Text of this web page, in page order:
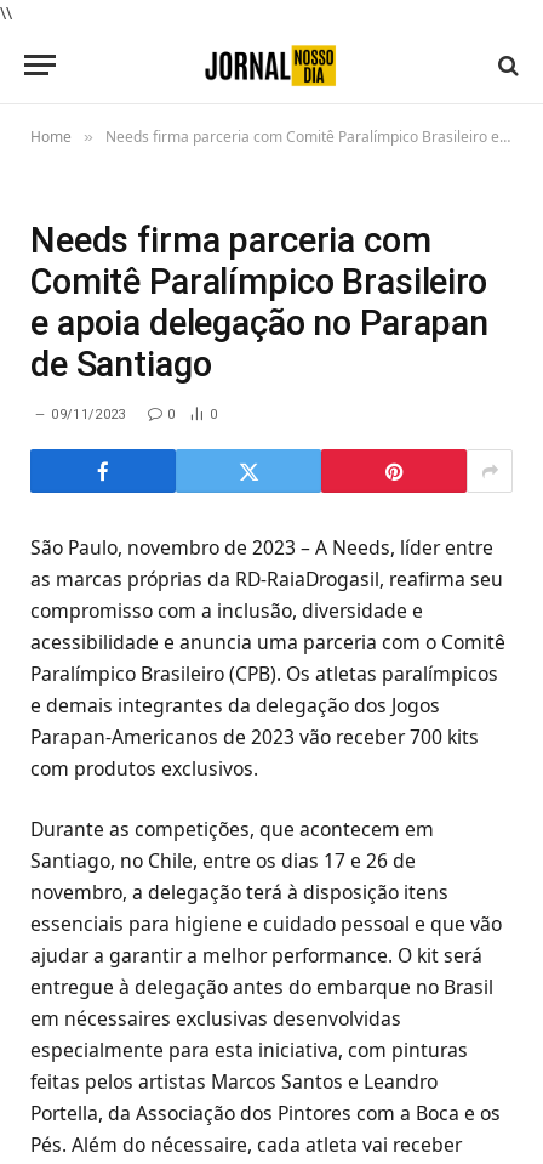
\\
Home » Needs firma parceria com Comitê Paralímpico Brasileiro e apoia delegação no Parapan de Santiago
Needs firma parceria com
Comitê Paralímpico Brasileiro
e apoia delegação no Parapan
de Santiago
09/11/2023 0 0
São Paulo, novembro de 2023 – A Needs, líder entre
as marcas próprias da RD-RaiaDrogasil, reafirma seu
compromisso com a inclusão, diversidade e
acessibilidade e anuncia uma parceria com o Comitê
Paralímpico Brasileiro (CPB). Os atletas paralímpicos
e demais integrantes da delegação dos Jogos
Parapan-Americanos de 2023 vão receber 700 kits
com produtos exclusivos.
Durante as competições, que acontecem em
Santiago, no Chile, entre os dias 17 e 26 de
novembro, a delegação terá à disposição itens
essenciais para higiene e cuidado pessoal e que vão
ajudar a garantir a melhor performance. O kit será
entregue à delegação antes do embarque no Brasil
em nécessaires exclusivas desenvolvidas
especialmente para esta iniciativa, com pinturas
feitas pelos artistas Marcos Santos e Leandro
Portella, da Associação dos Pintores com a Boca e os
Pés. Além do nécessaire, cada atleta vai receber